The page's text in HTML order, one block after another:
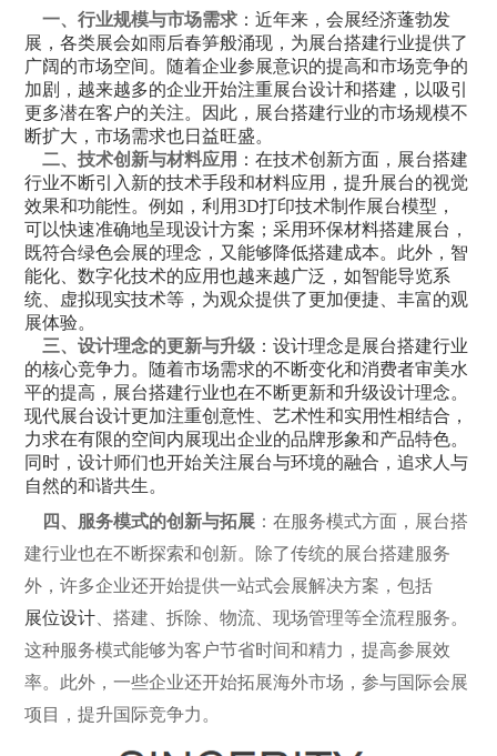
一、行业规模与市场需求 ：近年来，会展经济蓬勃发
展，各类展会如雨后春笋般涌现，为展台搭建行业提供了
广阔的市场空间。随着企业参展意识的提高和市场竞争的
加剧，越来越多的企业开始注重展台设计和搭建 ，以吸引
更多潜在客户的关注。因此，展台搭建行业的市场规模不
断扩大，市场需求也日益旺盛。
二、技术创新与材料应用 ：在技术创新方面，展台搭建
行业不断引入新的技术手段和材料应用，提升展台的视觉
效果和功能性。例如，利用3D打印技术制作展台模型，
可以快速准确地呈现设计方案；采用环保材料搭建展台，
既符合绿色会展的理念，又能够降低搭建成本。此外，智
能化、数字化技术的应用也越来越广泛，如智能导览系
统、虚拟现实技术等，为观众提供了更加便捷、丰富的观
展体验。
三、设计理念的更新与升级 ：设计理念是展台搭建行业
的核心竞争力。随着市场需求的不断变化和消费者审美水
平的提高，展台搭建行业也在不断更新和升级设计理念。
现代展台设计更加注重创意性、艺术性和实用性相结合，
力求在有限的空间内展现出企业的品牌形象和产品特色。
同时，设计师们也开始关注展台与环境的融合，追求人与
自然的和谐共生。
四、服务模式的创新与拓展 ：在服务模式方面，展台搭
建行业也在不断探索和创新。除了传统的展台搭建服务
外，许多企业还开始提供一站式会展解决方案，包括
展位设计 、搭建、拆除、物流、现场管理等全流程服务。
这种服务模式能够为客户节省时间和精力，提高参展效
率。此外，一些企业还开始拓展海外市场，参与国际会展
项目，提升国际竞争力。